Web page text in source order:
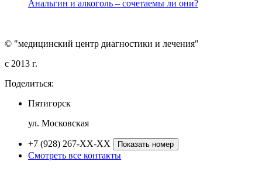
Анальгин и алкоголь – сочетаемы ли они?
© "медицинский центр диагностики и лечения"
c 2013 г.
Поделиться:
Пятигорск
ул. Московская
+7 (928) 267-XX-XX Показать номер
Смотреть все контакты